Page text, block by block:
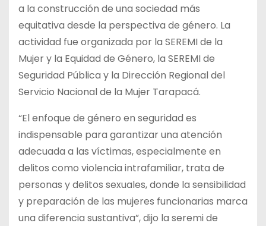
a la construcción de una sociedad más
equitativa desde la perspectiva de género. La
actividad fue organizada por la SEREMI de la
Mujer y la Equidad de Género, la SEREMI de
Seguridad Pública y la Dirección Regional del
Servicio Nacional de la Mujer Tarapacá.
“El enfoque de género en seguridad es
indispensable para garantizar una atención
adecuada a las víctimas, especialmente en
delitos como violencia intrafamiliar, trata de
personas y delitos sexuales, donde la sensibilidad
y preparación de las mujeres funcionarias marca
una diferencia sustantiva”, dijo la seremi de